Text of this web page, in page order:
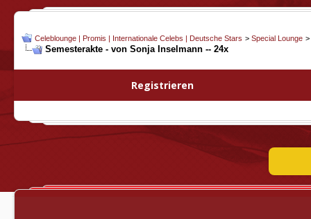
Celeblounge | Promis | Internationale Celebs | Deutsche Stars > Special Lounge >
Semesterakte - von Sonja Inselmann -- 24x
Registrieren